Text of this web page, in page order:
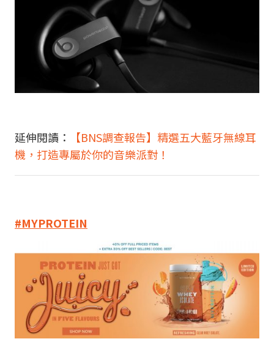
延伸閱讀：
【BNS調查報告】精選五大藍牙無線耳
機，打造專屬於你的音樂派對！
#MYPROTEIN